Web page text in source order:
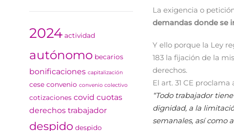
2024 actividad
autónomo becarios
bonificaciones capitalización
cese convenio convenio colectivo
cotizaciones covid cuotas
derechos trabajador
despido despido
La exigencia o
demandas donde se
Y ello porque la Ley
183 la fijación de la
derechos.
El art. 31 CE
“Todo trabajador
dignidad, a la
semanales, así como